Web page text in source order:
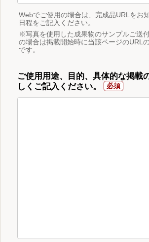
Webでご使用の場合は、完成品URLをお
日程をご記入ください。
※写真を使用した成果物のサンプルご送
の場合は掲載開始時に当該ページのURL
です。
ご使用用途、目的、具体的な掲載
しくご記入ください。